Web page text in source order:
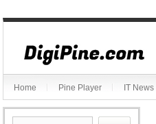
Home Pine Player IT News
스케치북5